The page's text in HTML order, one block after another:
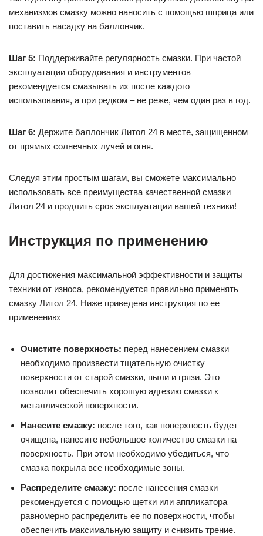
механизмов смазку можно наносить с помощью шприца или
поставить насадку на баллончик.
Шаг 5: Поддерживайте регулярность смазки. При частой
эксплуатации оборудования и инструментов
рекомендуется смазывать их после каждого
использования, а при редком – не реже, чем один раз в год.
Шаг 6: Держите баллончик Литол 24 в месте, защищенном
от прямых солнечных лучей и огня.
Следуя этим простым шагам, вы сможете максимально
использовать все преимущества качественной смазки
Литол 24 и продлить срок эксплуатации вашей техники!
Инструкция по применению
Для достижения максимальной эффективности и защиты
техники от износа, рекомендуется правильно применять
смазку Литол 24. Ниже приведена инструкция по ее
применению:
Очистите поверхность: перед нанесением смазки
необходимо произвести тщательную очистку
поверхности от старой смазки, пыли и грязи. Это
позволит обеспечить хорошую адгезию смазки к
металлической поверхности.
Нанесите смазку: после того, как поверхность будет
очищена, нанесите небольшое количество смазки на
поверхность. При этом необходимо убедиться, что
смазка покрыла все необходимые зоны.
Распределите смазку: после нанесения смазки
рекомендуется с помощью щетки или аппликатора
равномерно распределить ее по поверхности, чтобы
обеспечить максимальную защиту и снизить трение.